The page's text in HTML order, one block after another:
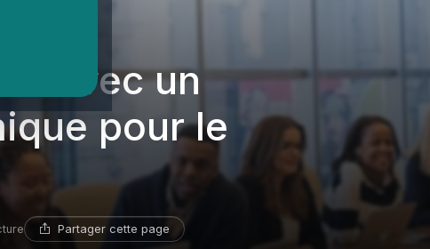
avec un
pour le
Partager cette page